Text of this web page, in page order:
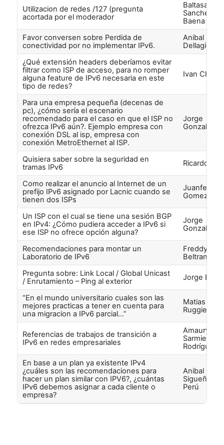
Utilizacion de redes /127 (pregunta
acortada por el moderador
Baltasar J
Sanchez
Baena
Favor conversen sobre Perdida de
conectividad por no implementar IPv6.
Anibal
¿Qué extensión headers deberíamos evitar
filtrar como ISP de acceso, para no romper
alguna feature de IPv6 necesaria en este
tipo de redes?
Ivan
Para una empresa pequeña (decenas de
pc), ¿cómo sería el escenario
recomendado para el caso en que el ISP no
ofrezca IPv6 aún?. Ejemplo empresa con
conexión DSL al isp, empresa con
conexión MetroEthernet al ISP.
Jorge
Gonzalez
Quisiera saber sobre la seguridad en
tramas IPv6
Ricardo
Como realizar el anuncio al Internet de un
prefijo IPv6 asignado por Lacnic cuando se
tienen dos ISPs
Juanfe
Gomez
Un ISP con el cual se tiene una sesión BGP
en IPv4: ¿Cómo pudiera acceder a IPv6 si
ese ISP no ofrece opción alguna?
Jorge
Gonzalez
Recomendaciones para montar un
Laboratorio de IPv6
Freddy
Beltran
Pregunta sobre: Link Local / Global Unicast
/ Enrutamiento – Ping al exterior
Jorge
“En el mundo universitario cuales son las
mejores practicas a tener en cuenta para
una migracion a IPv6 parcial…”
Matias
Ruggieri
Referencias de trabajos de transición a
IPv6 en redes empresariales
Amaury R.
Sarmiento
Rodríguez
En base a un plan ya existente IPv4
¿cuáles son las recomendaciones para
hacer un plan similar con IPV6?, ¿cuántas
IPv6 debemos asignar a cada cliente o
empresa?
Anibal
Sigueña de
Perú